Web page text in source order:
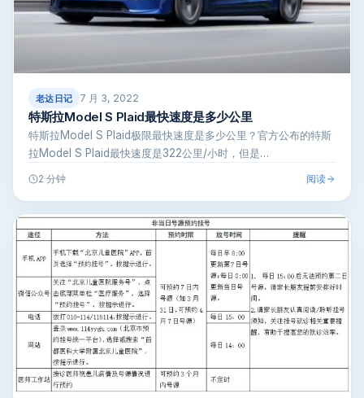
老达日记 7 月 3, 2022
特斯拉Model S Plaid最快速度是多少公里
特斯拉Model S Plaid极限最快速度是多少公里？官方公布的特斯
拉Model S Plaid最快速度是322公里/小时，但是…
2 分钟 阅读